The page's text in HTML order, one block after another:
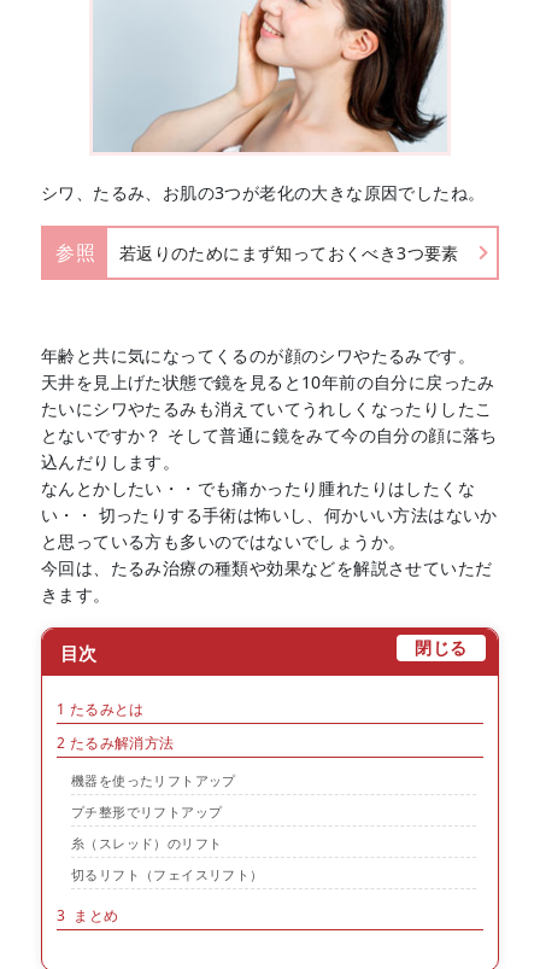
シワ、たるみ、お肌の3つが老化の大きな原因でしたね。
参照 若返りのためにまず知っておくべき3つ要素
年齢と共に気になってくるのが顔のシワやたるみです。
天井を見上げた状態で鏡を見ると10年前の自分に戻ったみ
たいにシワやたるみも消えていてうれしくなったりしたこ
とないですか？ そして普通に鏡をみて今の自分の顔に落ち
込んだりします。
なんとかしたい・・でも痛かったり腫れたりはしたくな
い・・ 切ったりする手術は怖いし、何かいい方法はないか
と思っている方も多いのではないでしょうか。
今回は、たるみ治療の種類や効果などを解説させていただ
きます。
目次 閉じる
1 たるみとは
2 たるみ解消方法
機器を使ったリフトアップ
プチ整形でリフトアップ
糸（スレッド）のリフト
切るリフト（フェイスリフト）
3 まとめ